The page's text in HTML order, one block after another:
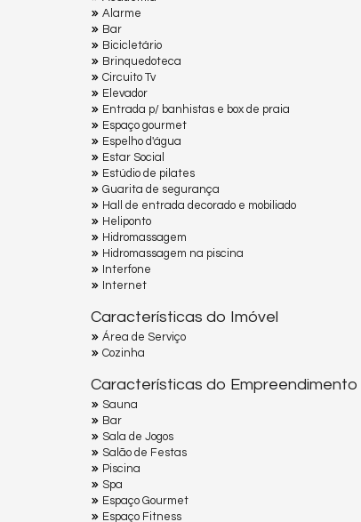
Alarme
Bar
Bicicletário
Brinquedoteca
Circuito Tv
Elevador
Entrada p/ banhistas e box de praia
Espaço gourmet
Espelho d'água
Estar Social
Estúdio de pilates
Guarita de segurança
Hall de entrada decorado e mobiliado
Heliponto
Hidromassagem
Hidromassagem na piscina
Interfone
Internet
Características do Imóvel
Área de Serviço
Cozinha
Características do Empreendimento
Sauna
Bar
Sala de Jogos
Salão de Festas
Piscina
Spa
Espaço Gourmet
Espaço Fitness